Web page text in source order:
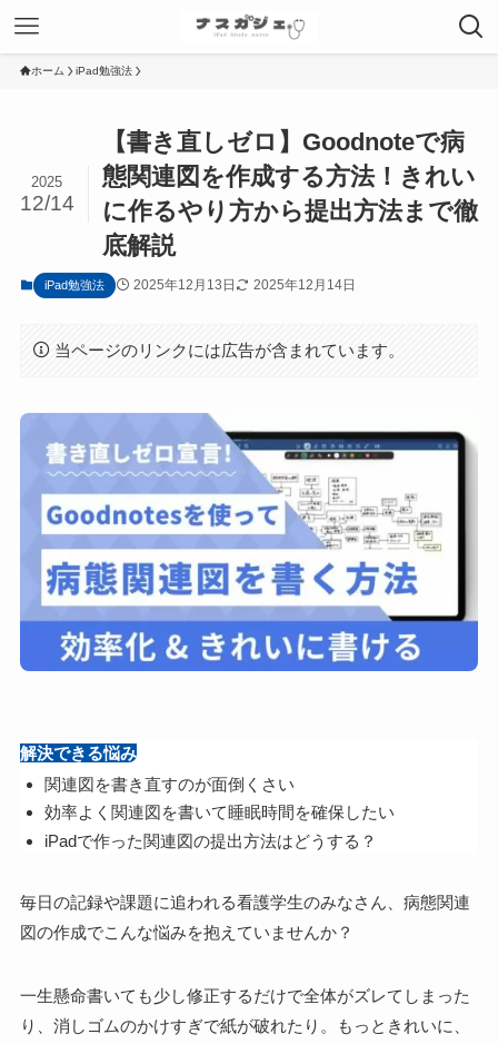
ホーム iPad勉強法
【書き直しゼロ】Goodnoteで病
態関連図を作成する方法！きれい
に作るやり方から提出方法まで徹
底解説
2025
12/14
iPad勉強法 2025年12月13日 2025年12月14日
当ページのリンクには広告が含まれています。
解決できる悩み
関連図を書き直すのが面倒くさい
効率よく関連図を書いて睡眠時間を確保したい
iPadで作った関連図の提出方法はどうする？
毎日の記録や課題に追われる看護学生のみなさん、病態関連
図の作成でこんな悩みを抱えていませんか？
一生懸命書いても少し修正するだけで全体がズレてしまった
り、消しゴムのかけすぎで紙が破れたり。もっときれいに、